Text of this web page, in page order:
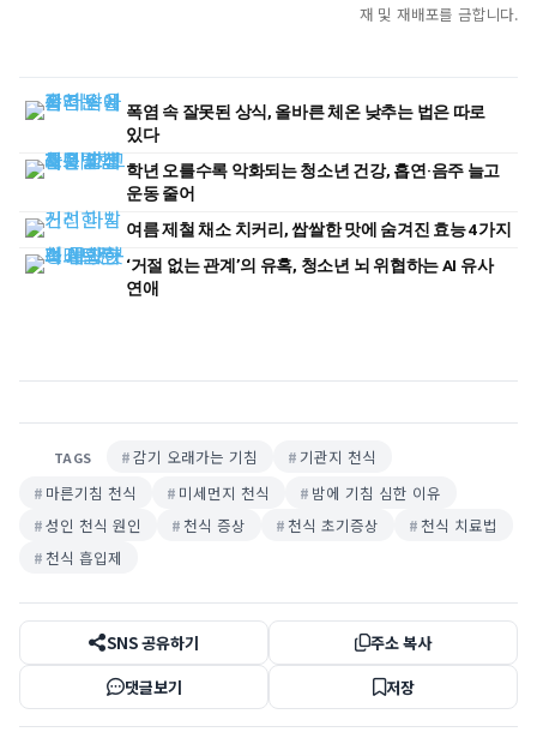
재 및 재배포를 금합니다.
폭염 속 잘못된 상식, 올바른 체온 낮추는 법은 따로
있다
학년 오를수록 악화되는 청소년 건강, 흡연·음주 늘고
운동 줄어
여름 제철 채소 치커리, 쌉쌀한 맛에 숨겨진 효능 4가지
‘거절 없는 관계’의 유혹, 청소년 뇌 위협하는 AI 유사
연애
TAGS 감기 오래가는 기침
기관지 천식
마른기침 천식
미세먼지 천식
밤에 기침 심한 이유
성인 천식 원인
천식 증상 천식 초기증상
천식 치료법
천식 흡입제
SNS 공유하기
주소 복사
댓글보기
저장